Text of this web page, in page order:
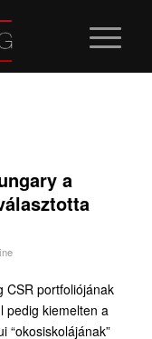
a
CSR portfoliójának
pedig kiemelten a
“okosiskolájának”